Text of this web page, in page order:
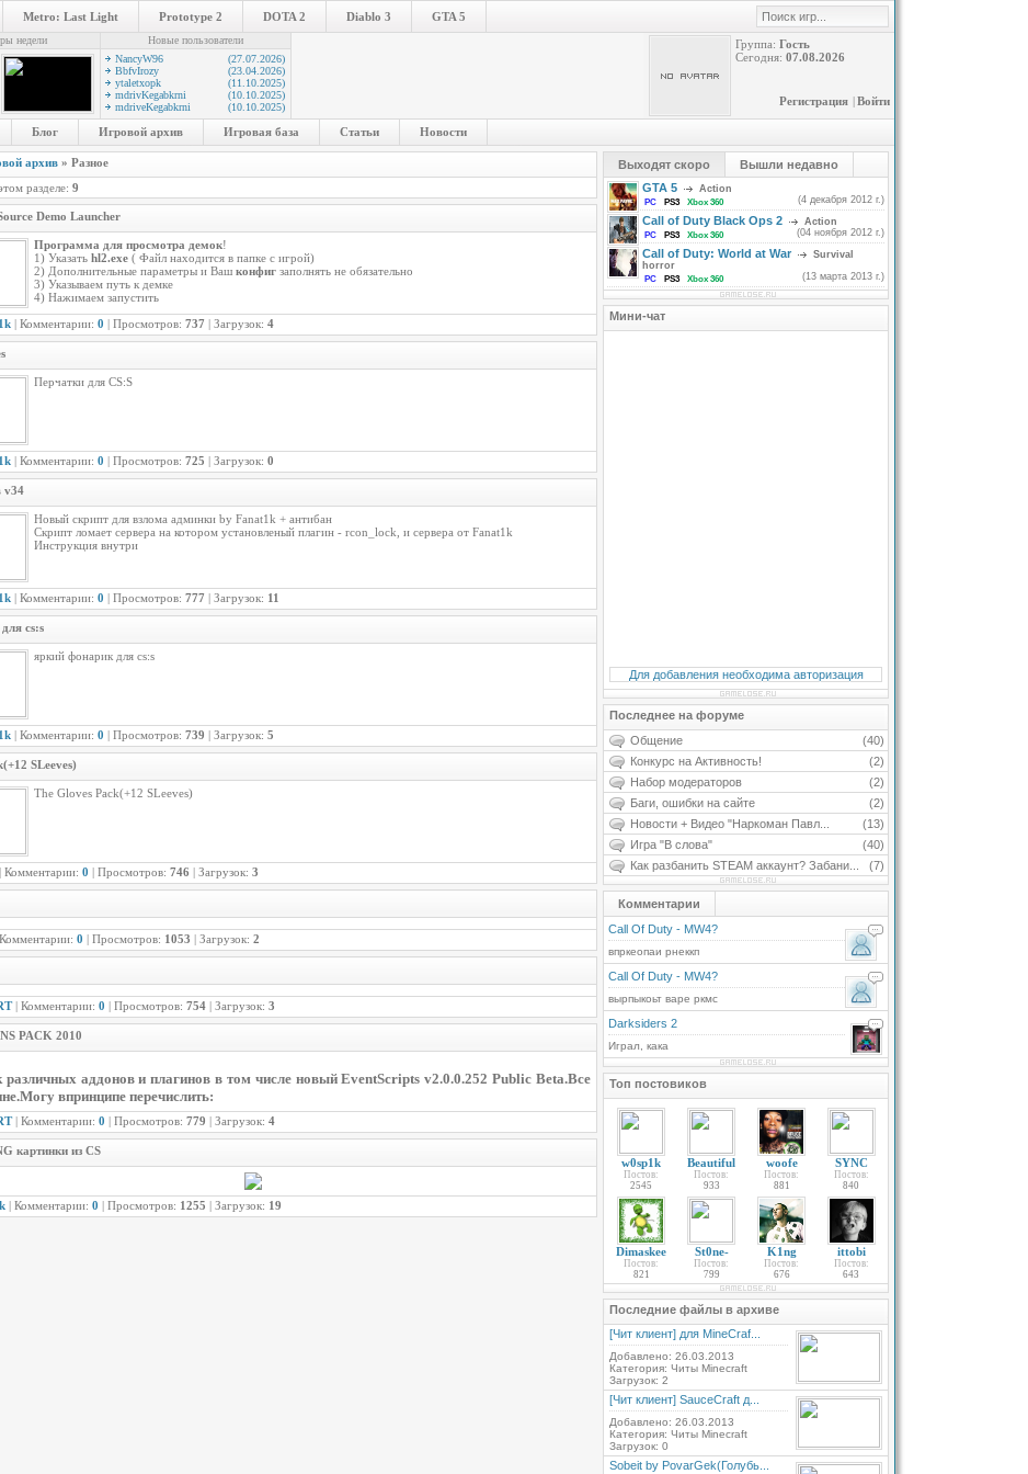
Metro: Last Light Prototype 2 DOTA 2 Diablo 3 GTA 5
недели
Новые пользователи
NancyW96
(27.07.2026)
BbfvIrozy
(23.04.2026)
ytaletxopk
(11.10.2025)
mdrivKegabkrni
(10.10.2025)
mdriveKegabkrni
(10.10.2025)
Группа: Гость
Сегодня: 07.08.2026
Войти
|
Регистрация
Блог Игровой архив Игровая база Статьи Новости
архив » Разное
разделе: 9
Demo Launcher
Программа для просмотра демок!
1) Указать hl2.exe ( Файл находится в папке с игрой)
2) Дополнительные параметры и Ваш конфиг заполнять не обязательно
3) Указываем путь к демке
4) Нажимаем запустить
| Комментарии: 0 | Просмотров: 737 | Загрузок: 4
Перчатки для CS:S
| Комментарии: 0 | Просмотров: 725 | Загрузок: 0
v34
Новый скрипт для взлома админки by Fanat1k + антибан
Скрипт ломает сервера на котором установленый плагин - rcon_lock, и сервера от Fanat1k
Инструкция внутри
| Комментарии: 0 | Просмотров: 777 | Загрузок: 11
cs:s
яркий фонарик для cs:s
| Комментарии: 0 | Просмотров: 739 | Загрузок: 5
SLeeves)
The Gloves Pack(+12 SLeeves)
| Комментарии: 0 | Просмотров: 746 | Загрузок: 3
0 | Просмотров: 1053 | Загрузок: 2
| Комментарии: 0 | Просмотров: 754 | Загрузок: 3
PACK 2010
аддонов и плагинов в том числе новый EventScripts v2.0.0.252 Public Beta.Все
впринципе перечислить:
| Комментарии: 0 | Просмотров: 779 | Загрузок: 4
картинки из CS
| Комментарии: 0 | Просмотров: 1255 | Загрузок: 19
Выходят скоро
Вышли недавно
GTA 5
Action
(4 декабря 2012 г.)
PC PS3 Xbox 360
Call of Duty Black Ops 2
Action
(04 ноября 2012 г.)
PC PS3 Xbox 360
Call of Duty: World at War
Survival
horror
(13 марта 2013 г.)
PC PS3 Xbox 360
Мини-чат
Для добавления необходима авторизация
Последнее на форуме
(40)
Общение
(2)
Конкурс на Активность!
(2)
Набор модераторов
(2)
Баги, ошибки на сайте
(13)
Новости + Видео "Наркоман Павл...
(40)
Игра "В слова"
(7)
Как разбанить STEAM аккаунт? Забани...
Комментарии
Call Of Duty - MW4?
впркеопаи рнеккп
Call Of Duty - MW4?
вырпыкоьт варе ркмс
Darksiders 2
Играл, кака
Топ постовиков
w0sp1k
Постов:
2545
Beautiful
Постов:
933
woofe
Постов:
881
SYNC
Постов:
840
Dimaskee
Постов:
821
St0ne-
Постов:
799
K1ng
Постов:
676
ittobi
Постов:
643
Последние файлы в архиве
[Чит клиент] для MineCraf...
Добавлено: 26.03.2013
Категория: Читы Minecraft
Загрузок: 2
[Чит клиент] SauceCraft д...
Добавлено: 26.03.2013
Категория: Читы Minecraft
Загрузок: 0
Sobeit by PovarGek(Голубь...